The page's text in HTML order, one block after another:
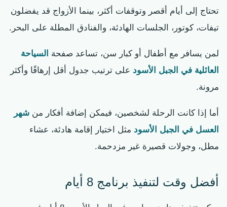
تحتاج إلى أيام أقصر وتوقفات أكثر، بينما الأزواج قد يفضلون
تيفات، كوتور، الجلسات الهادئة، والفنادق المطلة على البحر.
لمن يسافر مع أطفال أو كبار سن، تساعد صفحة السياحة
العائلية في الجبل الأسود على ترتيب جدول أقل إرهاقًا وأكثر
مرونة.
أما إذا كانت الرحلة لشخصين، فيمكن إضافة أفكار من شهر
العسل في الجبل الأسود مثل اختيار إقامة هادئة، عشاء
مطل، وجولات قصيرة غير مزدحمة.
أفضل وقت لتنفيذ برنامج 8 أيام